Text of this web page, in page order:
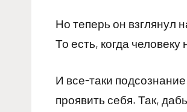
Но теперь он взглянул
То есть, когда
И все-таки
проявить себя. Так,